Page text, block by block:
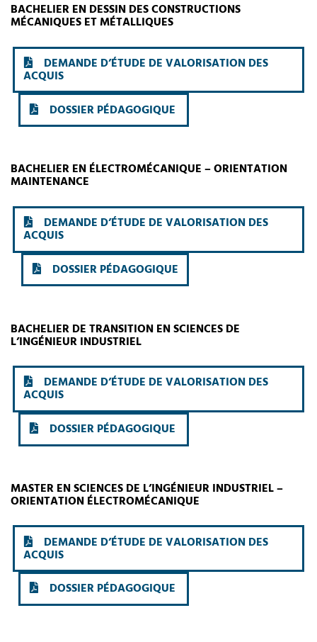
BACHELIER EN DESSIN DES CONSTRUCTIONS
MÉCANIQUES ET MÉTALLIQUES
DEMANDE D’ÉTUDE DE VALORISATION DES
ACQUIS
DOSSIER PÉDAGOGIQUE
BACHELIER EN ÉLECTROMÉCANIQUE – ORIENTATION
MAINTENANCE
DEMANDE D’ÉTUDE DE VALORISATION DES
ACQUIS
DOSSIER PÉDAGOGIQUE
BACHELIER DE TRANSITION EN SCIENCES DE
L’INGÉNIEUR INDUSTRIEL
DEMANDE D’ÉTUDE DE VALORISATION DES
ACQUIS
DOSSIER PÉDAGOGIQUE
MASTER EN SCIENCES DE L’INGÉNIEUR INDUSTRIEL –
ORIENTATION ÉLECTROMÉCANIQUE
DEMANDE D’ÉTUDE DE VALORISATION DES
ACQUIS
DOSSIER PÉDAGOGIQUE